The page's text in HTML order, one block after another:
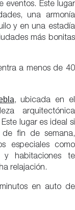
eventos. Este lugar
una armonía
y en una estadía
más bonitas
a menos de 40
, ubicada en el
arquitectónica
lugar es ideal si
fin de semana,
especiales como
y habitaciones te
relajación.
en auto de